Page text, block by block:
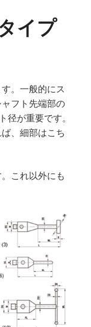
イプ
。一般的にス
フト先端部の
径が重要です。
、細部はこち
これ以外にも